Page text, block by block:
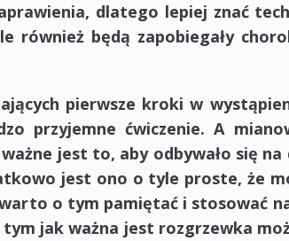
dlatego lepiej znać
będą zapobiegały
pierwsze kroki w
przyjemne ćwiczenie. A
jest to, aby odbywało się na
jest ono o tyle proste, że
o tym pamiętać i stosować
jak ważna jest rozgrzewka